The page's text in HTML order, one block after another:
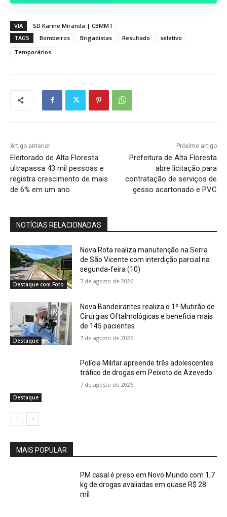
VIA
SD Karine Miranda | CBMMT
TAGS
Bombeiros Brigadistas Resultado
seletivo
Temporários
Artigo anterior
Eleitorado de Alta Floresta
ultrapassa 43 mil pessoas e
registra crescimento de mais
de 6% em um ano
Próximo artigo
Prefeitura de Alta Floresta
abre licitação para
contratação de serviços de
gesso acartonado e PVC
NOTÍCIAS RELACIONADAS
Destaque com Foto
Nova Rota realiza manutenção na Serra
de São Vicente com interdição parcial na
segunda-feira (10)
7 de agosto de 2026
Destaque
Nova Bandeirantes realiza o 1º Mutirão de
Cirurgias Oftalmológicas e beneficia mais
de 145 pacientes
7 de agosto de 2026
Destaque
Polícia Militar apreende três adolescentes
tráfico de drogas em Peixoto de Azevedo
7 de agosto de 2026
MAIS POPULAR
PM casal é preso em Novo Mundo com 1,7
kg de drogas avaliadas em quase R$ 28
mil